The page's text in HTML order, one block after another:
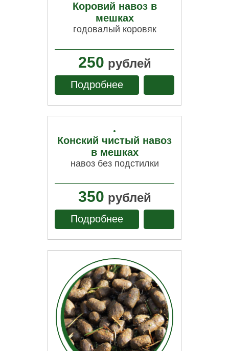
Коровий навоз в
мешках
годовалый коровяк
250 рублей
Подробнее
Конский чистый навоз
в мешках
навоз без подстилки
350 рублей
Подробнее